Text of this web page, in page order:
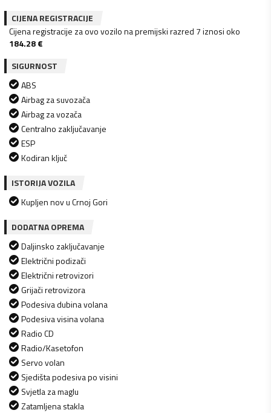
CIJENA REGISTRACIJE
Cijena registracije za ovo vozilo na premijski razred 7 iznosi oko
184.28€
SIGURNOST
ABS
Airbag za suvozača
Airbag za vozača
Centralno zaključavanje
ESP
Kodiran ključ
ISTORIJA VOZILA
Kupljen nov u Crnoj Gori
DODATNA OPREMA
Daljinsko zaključavanje
Električni podizači
Električni retrovizori
Grijači retrovizora
Podesiva dubina volana
Podesiva visina volana
Radio CD
Radio/Kasetofon
Servo volan
Sjedišta podesiva po visini
Svjetla za maglu
Zatamljena stakla